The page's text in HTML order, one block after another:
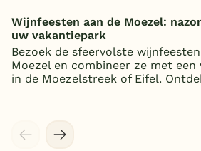
Wijnfeesten aan de Moezel:
uw vakantiepark
Bezoek de sfeervolste
Moezel en combineer ze met een
in de Moezelstreek of Eifel.